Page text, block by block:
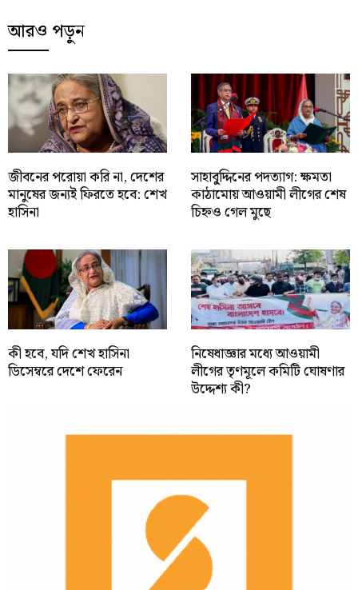
আরও পড়ুন
জীবনের পরোয়া করি না, দেশের
মানুষের জন্যই ফিরতে হবে: শেখ
হাসিনা
সাহাবু্দ্দিনের পদত্যাগ: ক্ষমতা
কাঠামোয় আওয়ামী লীগের শেষ
চিহ্নও গেল মুছে
কী হবে, যদি শেখ হাসিনা
ডিসেম্বরে দেশে ফেরেন
নিষেধাজ্ঞার মধ্যে আওয়ামী
লীগের তৃণমূলে কমিটি ঘোষণার
উদ্দেশ্য কী?